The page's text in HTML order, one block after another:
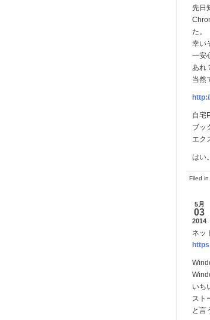
先日
た。
幸い
一安
あれ
当然
自宅
ブッ
エク
はい
Filed in
5月
03
2014
ネッ
いち
スト
と言